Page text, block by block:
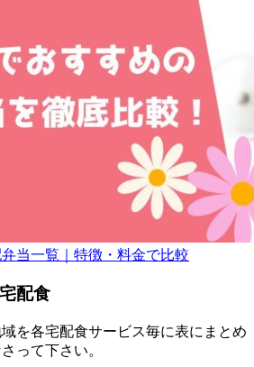
当一覧｜特徴・料金で比較
配食
を各宅配食サービス毎に表にまとめ
って下さい。